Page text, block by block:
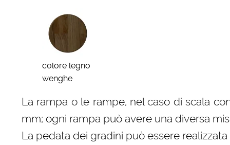
colore legno
wenghe
La rampa o le rampe, nel caso di scala
mm; ogni rampa può avere una diversa
La pedata dei gradini può essere